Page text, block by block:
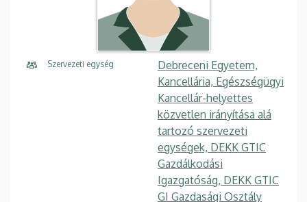
Szervezeti egység
Debreceni Egyetem,
Kancellária, Egészségügyi
Kancellár-helyettes
közvetlen irányítása alá
tartozó szervezeti
egységek, DEKK GTIC
Gazdálkodási
Igazgatóság, DEKK GTIC
GI Gazdasági Osztály